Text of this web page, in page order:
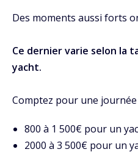
Des moments aussi forts
Ce dernier varie selon la
yacht.
Comptez pour une journée
800 à 1 500€ pour un
2000 à 3 500€ pour un